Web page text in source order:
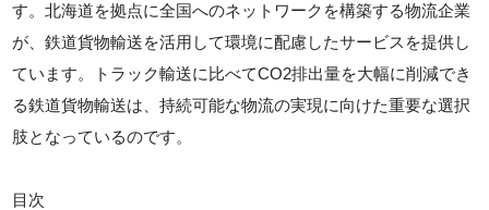
す。北海道を拠点に全国へのネットワークを構築する物流企業
が、鉄道貨物輸送を活用して環境に配慮したサービスを提供し
ています。トラック輸送に比べてCO2排出量を大幅に削減でき
る鉄道貨物輸送は、持続可能な物流の実現に向けた重要な選択
肢となっているのです。
目次